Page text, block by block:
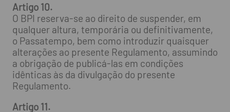
Artigo 10.
O BPI reserva-se ao direito de suspender, em
qualquer altura, temporária ou definitivamente,
o Passatempo, bem como introduzir quaisquer
alterações ao presente Regulamento, assumindo
a obrigação de publicá-las em condições
idênticas às da divulgação do presente
Regulamento.
Artigo 11.